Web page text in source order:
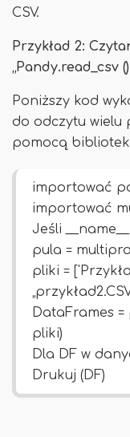
CSV.
Przykład 2:
„Pandy.read_csv
Poniższy kod
do odczytu wielu
pomocą
importować
importować
Jeśli __name__
pula =
pliki =
DataFrames
pliki)
Dla DF w
Drukuj (DF)